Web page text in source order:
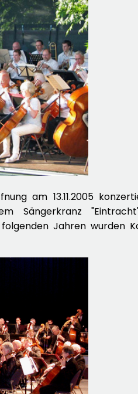
am 13.11.2005
Sängerkranz
Jahren wurden